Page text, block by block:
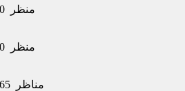
0 منظر
0 منظر
65 مناظر